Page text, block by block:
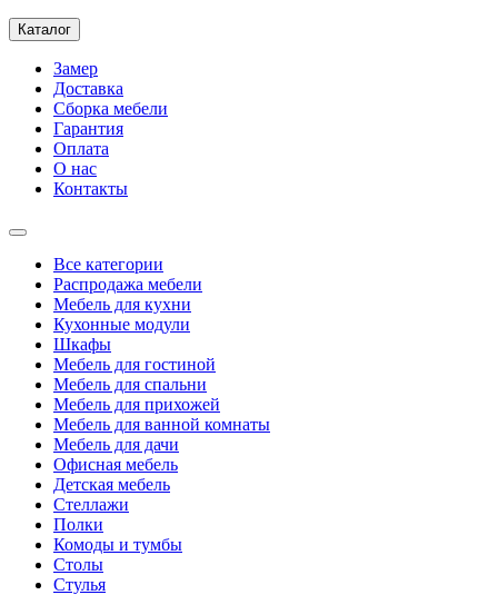
Каталог
Замер
Доставка
Сборка мебели
Гарантия
Оплата
О нас
Контакты
Все категории
Распродажа мебели
Мебель для кухни
Кухонные модули
Шкафы
Мебель для гостиной
Мебель для спальни
Мебель для прихожей
Мебель для ванной комнаты
Мебель для дачи
Офисная мебель
Детская мебель
Стеллажи
Полки
Комоды и тумбы
Столы
Стулья